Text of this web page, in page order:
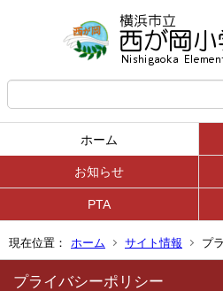
ホーム
お知らせ
PTA
現在位置： ホーム サイト情報 プ
プライバシーポリシー